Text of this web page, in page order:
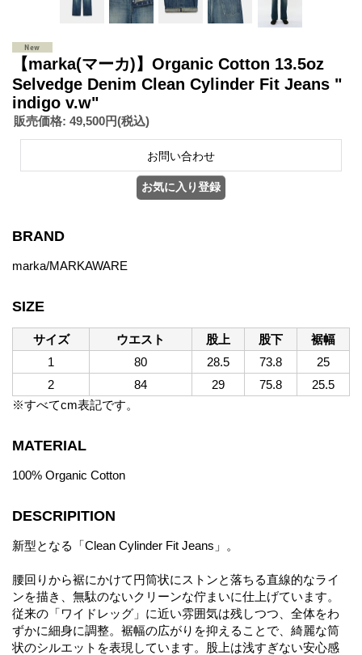
【marka(マーカ)】Organic Cotton 13.5oz
Selvedge Denim Clean Cylinder Fit Jeans "
indigo v.w"
販売価格: 49,500円(税込)
BRAND
marka/MARKAWARE
SIZE
サイズ ウエスト 股上 股下
裾幅
1
80 28.5 73.8
25
2
84 29 75.8
25.5
※すべてcm表記です。
MATERIAL
100% Organic Cotton
DESCRIPITION
新型となる「Clean Cylinder Fit Jeans」。
腰回りから裾にかけて円筒状にストンと落ちる直線的なライ
ンを描き、無駄のないクリーンな佇まいに仕上げています。
従来の「ワイドレッグ」に近い雰囲気は残しつつ、全体をわ
ずかに細身に調整。裾幅の広がりを抑えることで、綺麗な筒
状のシルエットを表現しています。股上は浅すぎない安心感